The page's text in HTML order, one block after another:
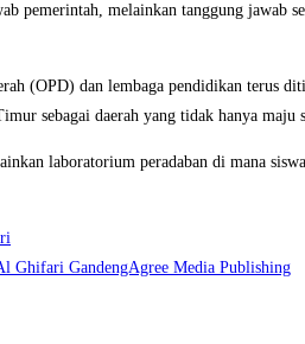
pemerintah, melainkan tanggung
(OPD) dan lembaga pendidikan
sebagai daerah yang tidak hanya maju
laboratorium peradaban di mana
Ghifari GandengAgree Media Publishing